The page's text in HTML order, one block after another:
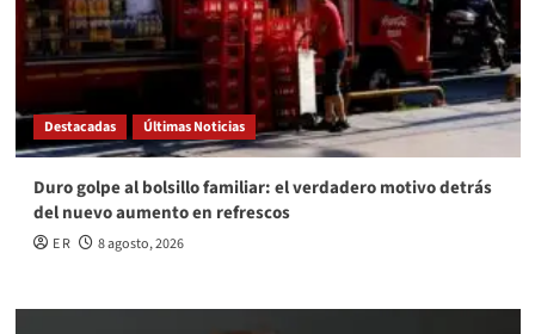
Destacadas Últimas Noticias
Duro golpe al bolsillo familiar: el verdadero motivo detrás
del nuevo aumento en refrescos
E R 8 agosto, 2026